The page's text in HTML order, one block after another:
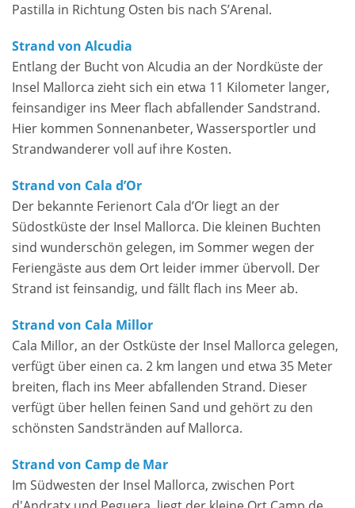
Pastilla in Richtung Osten bis nach S’Arenal.
Strand von Alcudia
Entlang der Bucht von Alcudia an der Nordküste der
Insel Mallorca zieht sich ein etwa 11 Kilometer langer,
feinsandiger ins Meer flach abfallender Sandstrand.
Hier kommen Sonnenanbeter, Wassersportler und
Strandwanderer voll auf ihre Kosten.
Strand von Cala d’Or
Der bekannte Ferienort Cala d’Or liegt an der
Südostküste der Insel Mallorca. Die kleinen Buchten
sind wunderschön gelegen, im Sommer wegen der
Feriengäste aus dem Ort leider immer übervoll. Der
Strand ist feinsandig, und fällt flach ins Meer ab.
Strand von Cala Millor
Cala Millor, an der Ostküste der Insel Mallorca gelegen,
verfügt über einen ca. 2 km langen und etwa 35 Meter
breiten, flach ins Meer abfallenden Strand. Dieser
verfügt über hellen feinen Sand und gehört zu den
schönsten Sandstränden auf Mallorca.
Strand von Camp de Mar
Im Südwesten der Insel Mallorca, zwischen Port